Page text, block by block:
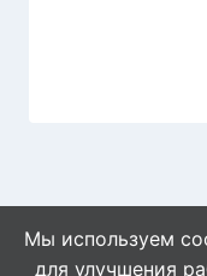
Мы используем
для улучшения